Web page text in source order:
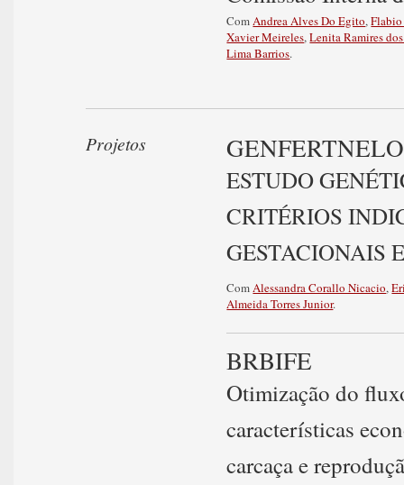
ComAndrea Alves Do Egito,
Xavier Meireles,Lenita Ramires
Lima Barrios.
Projetos
ESTUDO
CRITÉRIOS
GESTACIONAIS
ComAlessandra Corallo Nicacio,
Almeida Torres Junior.
BRBIFE
Otimização do
características
carcaça e